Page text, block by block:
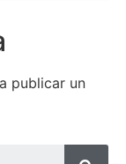
publicar un